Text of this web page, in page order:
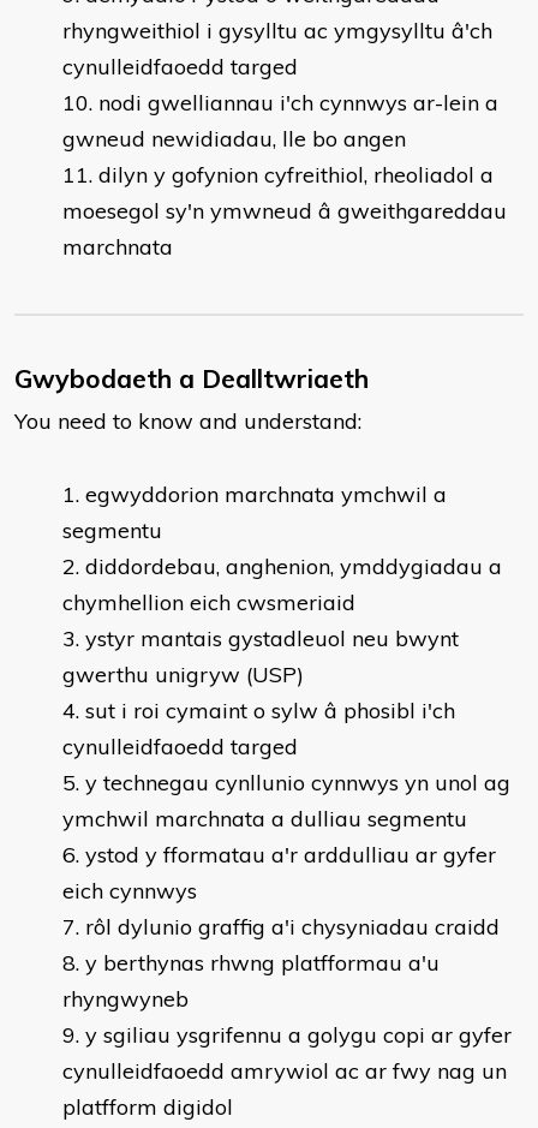
rhyngweithiol i gysylltu ac ymgysylltu â'ch
cynulleidfaoedd targed
nodi gwelliannau i'ch cynnwys ar-lein a
gwneud newidiadau, lle bo angen
dilyn y gofynion cyfreithiol, rheoliadol a
moesegol sy'n ymwneud â gweithgareddau
marchnata
Gwybodaeth a Dealltwriaeth
You need to know and understand:
egwyddorion marchnata ymchwil a
segmentu
diddordebau, anghenion, ymddygiadau a
chymhellion eich cwsmeriaid
ystyr mantais gystadleuol neu bwynt
gwerthu unigryw (USP)
sut i roi cymaint o sylw â phosibl i'ch
cynulleidfaoedd targed
y technegau cynllunio cynnwys yn unol ag
ymchwil marchnata a dulliau segmentu
ystod y fformatau a'r arddulliau ar gyfer
eich cynnwys
rôl dylunio graffig a'i chysyniadau craidd
y berthynas rhwng platfformau a'u
rhyngwyneb
y sgiliau ysgrifennu a golygu copi ar gyfer
cynulleidfaoedd amrywiol ac ar fwy nag un
platfform digidol